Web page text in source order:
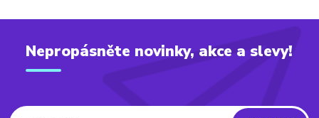
Nepropásněte novinky, akce a slevy!